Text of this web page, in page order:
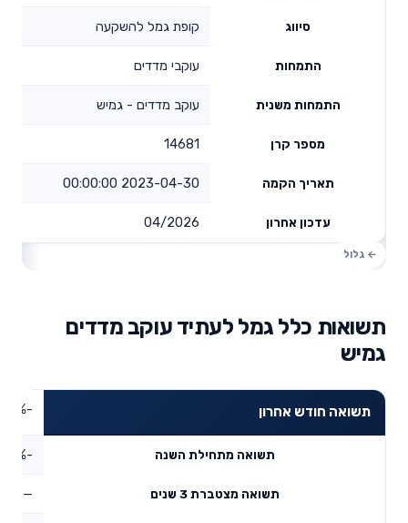
סיווג קופת גמל להשקעה
התמחות עוקבי מדדים
התמחות משנית עוקב מדדים - גמיש
מספר קרן 14681
תאריך הקמה 2023-04-30 00:00:00
עדכון אחרון 04/2026
תשואות כלל גמל לעתיד עוקב מדדים
גמיש
תשואה חודש אחרון -1.84%
תשואה מתחילת השנה -4.36%
תשואה מצטברת 3 שנים —